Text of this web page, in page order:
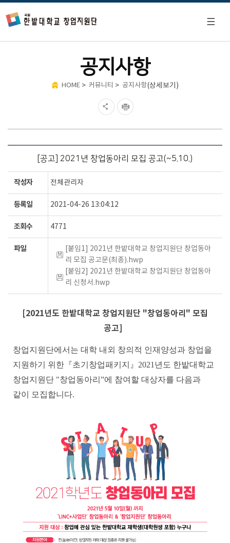
공지사항
HOME > 커뮤니티 > 공지사항(상세보기)
[공고] 2021년 창업동아리 모집 공고(~5.10.)
작성자 전체관리자
등록일 2021-04-26 13:04:12
조회수 4771
파일
[붙임1] 2021년 한밭대학교 창업지원단 창업동아
리 모집 공고문(최종).hwp
[붙임2] 2021년 한밭대학교 창업지원단 창업동아
리 신청서.hwp
[2021년도 한밭대학교 창업지원단 "창업동아리" 모집
공고]
창업지원단에서는 대학 내외 창의적 인재양성과 창업을
지원하기 위한『초기창업패키지』2021년도 한밭대학교
창업지원단 "창업동아리”에 참여할 대상자를 다음과
같이 모집합니다.